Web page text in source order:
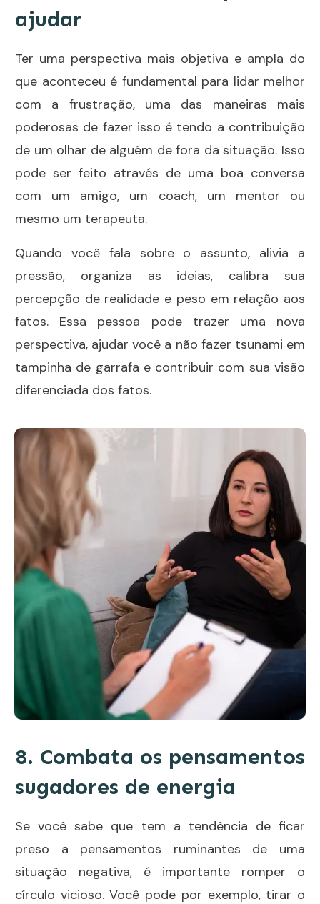
ajudar
Ter uma perspectiva mais objetiva e ampla do
que aconteceu é fundamental para lidar melhor
com a frustração, uma das maneiras mais
poderosas de fazer isso é tendo a contribuição
de um olhar de alguém de fora da situação. Isso
pode ser feito através de uma boa conversa
com um amigo, um coach, um mentor ou
mesmo um terapeuta.
Quando você fala sobre o assunto, alivia a
pressão, organiza as ideias, calibra sua
percepção de realidade e peso em relação aos
fatos. Essa pessoa pode trazer uma nova
perspectiva, ajudar você a não fazer tsunami em
tampinha de garrafa e contribuir com sua visão
diferenciada dos fatos.
8. Combata os pensamentos
sugadores de energia
Se você sabe que tem a tendência de ficar
preso a pensamentos ruminantes de uma
situação negativa, é importante romper o
círculo vicioso. Você pode por exemplo, tirar o